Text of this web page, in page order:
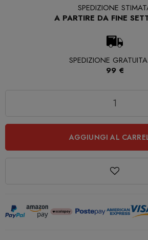
SPEDIZIONE
A PARTIRE DA FINE
SPEDIZIONE
99 €
AGGIUNGI AL